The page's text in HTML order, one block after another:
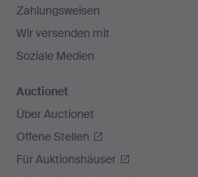
Zahlungsweisen
Wir versenden mit
Soziale Medien
Auctionet
Über Auctionet
Offene Stellen
Für Auktionshäuser